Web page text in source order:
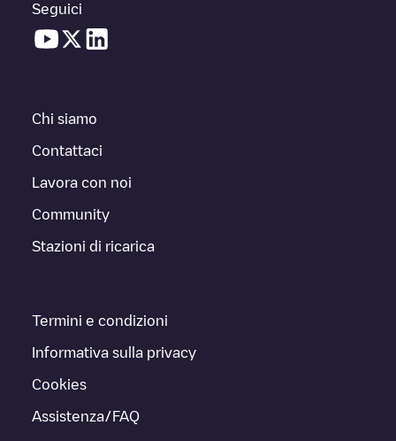
Seguici
Chi siamo
Contattaci
Lavora con noi
Community
Stazioni di ricarica
Termini e condizioni
Informativa sulla privacy
Cookies
Assistenza/FAQ